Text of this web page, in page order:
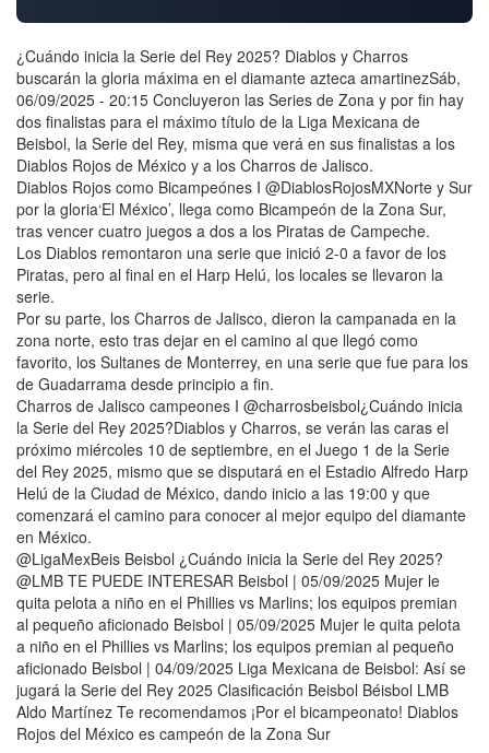
¿Cuándo inicia la Serie del Rey 2025? Diablos y Charros
buscarán la gloria máxima en el diamante azteca amartinezSáb,
06/09/2025 - 20:15 Concluyeron las Series de Zona y por fin hay
dos finalistas para el máximo título de la Liga Mexicana de
Beisbol, la Serie del Rey, misma que verá en sus finalistas a los
Diablos Rojos de México y a los Charros de Jalisco.
Diablos Rojos como Bicampeónes I @DiablosRojosMXNorte y Sur
por la gloria‘El México’, llega como Bicampeón de la Zona Sur,
tras vencer cuatro juegos a dos a los Piratas de Campeche.
Los Diablos remontaron una serie que inició 2-0 a favor de los
Piratas, pero al final en el Harp Helú, los locales se llevaron la
serie.
Por su parte, los Charros de Jalisco, dieron la campanada en la
zona norte, esto tras dejar en el camino al que llegó como
favorito, los Sultanes de Monterrey, en una serie que fue para los
de Guadarrama desde principio a fin.
Charros de Jalisco campeones I @charrosbeisbol¿Cuándo inicia
la Serie del Rey 2025?Diablos y Charros, se verán las caras el
próximo miércoles 10 de septiembre, en el Juego 1 de la Serie
del Rey 2025, mismo que se disputará en el Estadio Alfredo Harp
Helú de la Ciudad de México, dando inicio a las 19:00 y que
comenzará el camino para conocer al mejor equipo del diamante
en México.
@LigaMexBeis Beisbol ¿Cuándo inicia la Serie del Rey 2025?
@LMB TE PUEDE INTERESAR Beisbol | 05/09/2025 Mujer le
quita pelota a niño en el Phillies vs Marlins; los equipos premian
al pequeño aficionado Beisbol | 05/09/2025 Mujer le quita pelota
a niño en el Phillies vs Marlins; los equipos premian al pequeño
aficionado Beisbol | 04/09/2025 Liga Mexicana de Beisbol: Así se
jugará la Serie del Rey 2025 Clasificación Beisbol Béisbol LMB
Aldo Martínez Te recomendamos ¡Por el bicampeonato! Diablos
Rojos del México es campeón de la Zona Sur